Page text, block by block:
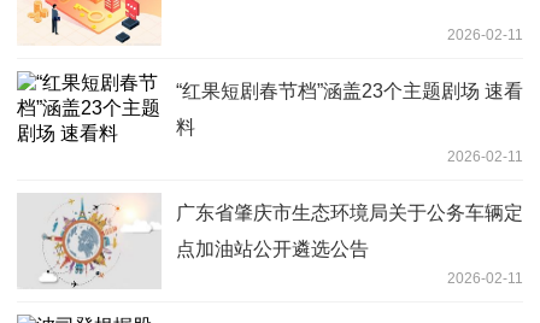
2026-02-11
​“红果短剧春节档”涵盖23个主题剧场 速看
料
2026-02-11
广东省肇庆市生态环境局关于公务车辆定
点加油站公开遴选公告
2026-02-11